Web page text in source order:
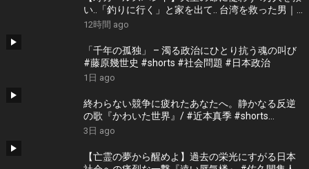
い..「釣りに行く」と家を出て.. 台湾を救った男｜
根本博『名もなき勝利』 by 寿STUDIO
12時間 ago
「千年の孤独」 – 濁る政治にひとり抗う魂の叫び
#藤原幾世史 #shorts #社会問題 #日本政治
1日 ago
終わらない競争に疲れたあなたへ。静かなる反逆
の歌『かわいた世界』/ #近本真季 #shorts
#music
3日 ago
【亡霊の夢から醒めよ】過去の栄光にすがる日本